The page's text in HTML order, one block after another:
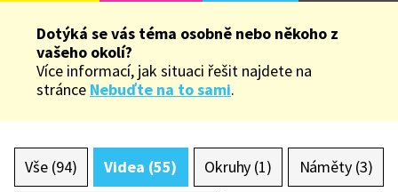
Dotýká se vás téma osobně nebo někoho z
vašeho okolí?
Více informací, jak situaci řešit najdete na
stránce Nebuďte na to sami.
Vše (94) Videa (55) Okruhy (1) Náměty (3)